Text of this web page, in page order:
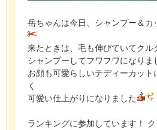
岳ちゃんは今日、シャンプー＆カ
来たときは、毛も伸びていてクル
シャンプーしてフワフワになりま
お顔も可愛らしいテディーカッ
く
可愛い仕上がりになりました
ランキングに参加しています！